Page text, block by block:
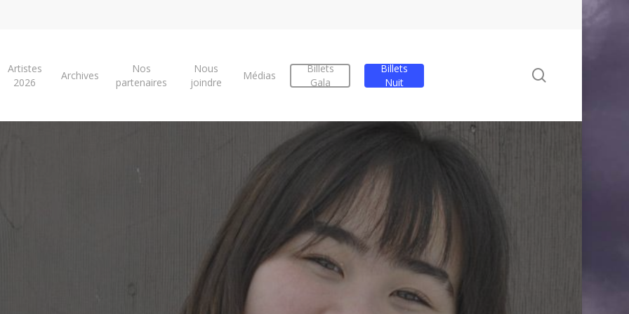
Artistes
2026
Archives
Nos
partenaires
Nous
joindre
Médias
Billets
Gala
Billets
Nuit